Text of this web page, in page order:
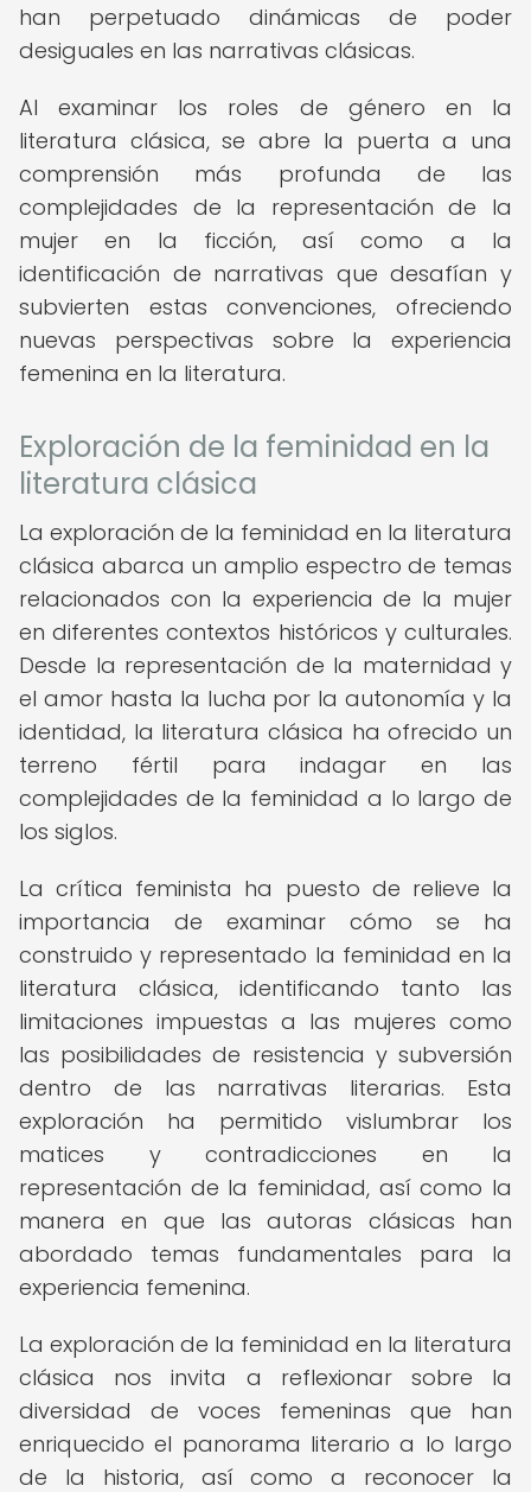
han perpetuado dinámicas de poder
desiguales en las narrativas clásicas.
Al examinar los roles de género en la
literatura clásica, se abre la puerta a una
comprensión más profunda de las
complejidades de la representación de la
mujer en la ficción, así como a la
identificación de narrativas que desafían y
subvierten estas convenciones, ofreciendo
nuevas perspectivas sobre la experiencia
femenina en la literatura.
Exploración de la feminidad en la
literatura clásica
La exploración de la feminidad en la literatura
clásica abarca un amplio espectro de temas
relacionados con la experiencia de la mujer
en diferentes contextos históricos y culturales.
Desde la representación de la maternidad y
el amor hasta la lucha por la autonomía y la
identidad, la literatura clásica ha ofrecido un
terreno fértil para indagar en las
complejidades de la feminidad a lo largo de
los siglos.
La crítica feminista ha puesto de relieve la
importancia de examinar cómo se ha
construido y representado la feminidad en la
literatura clásica, identificando tanto las
limitaciones impuestas a las mujeres como
las posibilidades de resistencia y subversión
dentro de las narrativas literarias. Esta
exploración ha permitido vislumbrar los
matices y contradicciones en la
representación de la feminidad, así como la
manera en que las autoras clásicas han
abordado temas fundamentales para la
experiencia femenina.
La exploración de la feminidad en la literatura
clásica nos invita a reflexionar sobre la
diversidad de voces femeninas que han
enriquecido el panorama literario a lo largo
de la historia, así como a reconocer la